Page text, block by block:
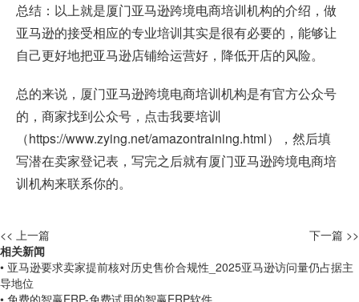
总结：以上就是厦门亚马逊跨境电商培训机构的介绍，做
亚马逊的接受相应的专业培训其实是很有必要的，能够让
自己更好地把亚马逊店铺给运营好，降低开店的风险。
总的来说，厦门亚马逊跨境电商培训机构是有官方公众号
的，商家找到公众号，点击我要培训
（https://www.zying.net/amazontraining.html），然后填
写潜在卖家登记表，写完之后就有厦门亚马逊跨境电商培
训机构来联系你的。
<< 上一篇
下一篇 >>
相关新闻
• 亚马逊要求卖家提前核对历史售价合规性_2025亚马逊访问量仍占据主
导地位